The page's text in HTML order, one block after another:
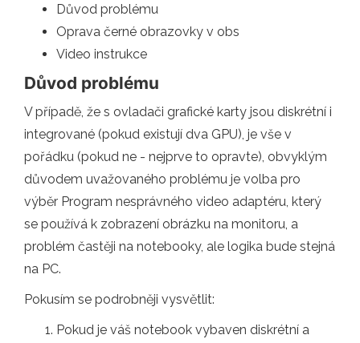
Důvod problému
Oprava černé obrazovky v obs
Video instrukce
Důvod problému
V případě, že s ovladači grafické karty jsou diskrétní i
integrované (pokud existují dva GPU), je vše v
pořádku (pokud ne - nejprve to opravte), obvyklým
důvodem uvažovaného problému je volba pro
výběr Program nesprávného video adaptéru, který
se používá k zobrazení obrázku na monitoru, a
problém častěji na notebooky, ale logika bude stejná
na PC.
Pokusím se podrobněji vysvětlit:
Pokud je váš notebook vybaven diskrétní a